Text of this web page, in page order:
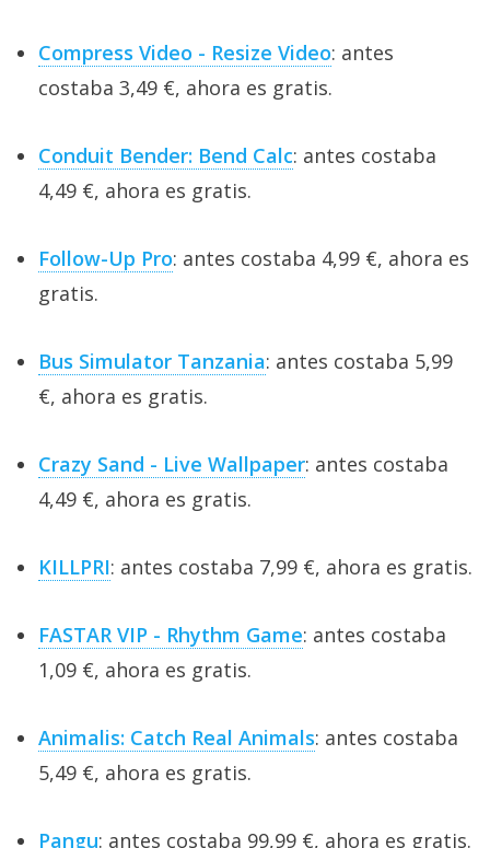
Compress Video - Resize Video: antes
costaba 3,49 €, ahora es gratis.
Conduit Bender: Bend Calc: antes costaba
4,49 €, ahora es gratis.
Follow-Up Pro: antes costaba 4,99 €, ahora es
gratis.
Bus Simulator Tanzania: antes costaba 5,99
€, ahora es gratis.
Crazy Sand - Live Wallpaper: antes costaba
4,49 €, ahora es gratis.
KILLPRI: antes costaba 7,99 €, ahora es gratis.
FASTAR VIP - Rhythm Game: antes costaba
1,09 €, ahora es gratis.
Animalis: Catch Real Animals: antes costaba
5,49 €, ahora es gratis.
Pangu: antes costaba 99,99 €, ahora es gratis.